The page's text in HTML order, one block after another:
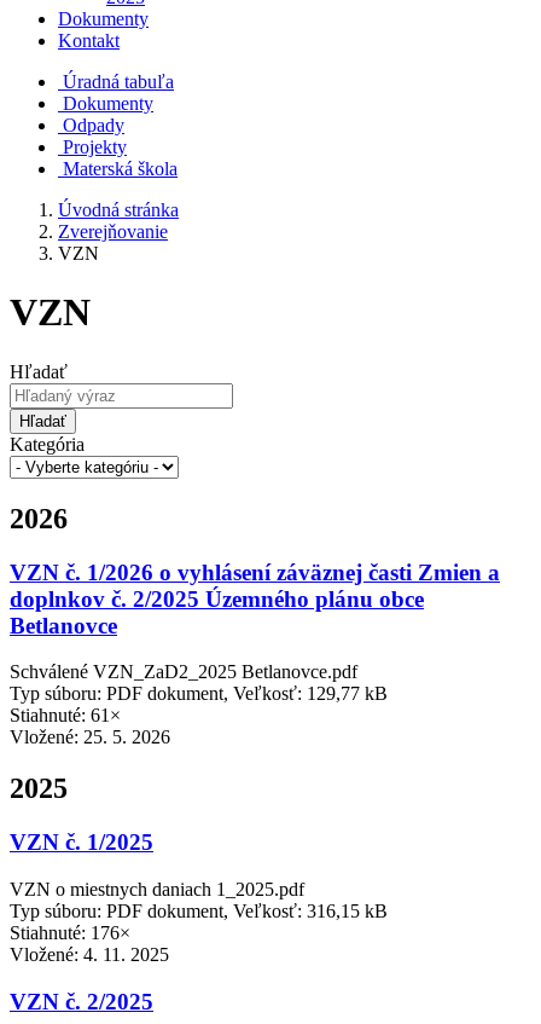
Dokumenty
Kontakt
Úradná tabuľa
Dokumenty
Odpady
Projekty
Materská škola
Úvodná stránka
Zverejňovanie
VZN
VZN
Hľadať
Hľadať
Kategória
2026
VZN č. 1/2026 o vyhlásení záväznej časti Zmien a
doplnkov č. 2/2025 Územného plánu obce
Betlanovce
Schválené VZN_ZaD2_2025 Betlanovce.pdf
Typ súboru: PDF dokument, Veľkosť: 129,77 kB
Stiahnuté: 61×
Vložené: 25. 5. 2026
2025
VZN č. 1/2025
VZN o miestnych daniach 1_2025.pdf
Typ súboru: PDF dokument, Veľkosť: 316,15 kB
Stiahnuté: 176×
Vložené: 4. 11. 2025
VZN č. 2/2025